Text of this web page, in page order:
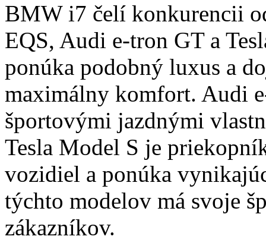
BMW i7 čelí konkurencii
EQS, Audi e-tron GT a
ponúka podobný luxus a
maximálny komfort. Audi
športovými jazdnými
Tesla Model S je
vozidiel a ponúka
týchto modelov má svoje
zákazníkov.